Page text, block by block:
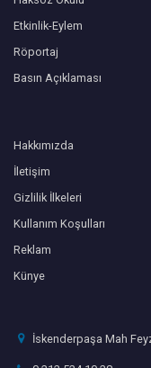
Etkinlik-Eylem
Röportaj
Basın Açıklaması
Hakkımızda
İletişim
Gizlilik İlkeleri
Kullanım Koşulları
Reklam
Künye
İskenderpaşa Mah